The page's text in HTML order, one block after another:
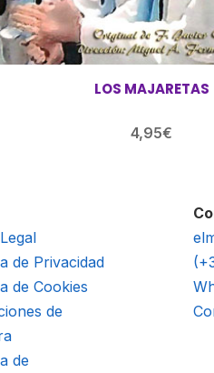
LOS MAJARETAS
4,95€
de Privacidad
de Cookies
de
de